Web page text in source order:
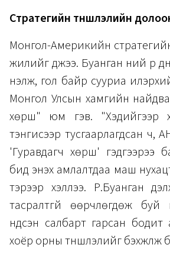
Стратегийн түншлэлийн
Монгол-Америкийн
жилийг үджээ. Буанган үүний үр
үнэлж, гол байр сууриа
Монгол Улсын хамгийн
хөрш" юм гэв. "Хэдийгээр
тэнгисээр тусгаарлагдсан ч,
'Гуравдагч хөрш' гэдгээрээ
бид энэхүү амлалтдаа маш
тэрээр хэллээ. Р.Буанган
тасралтгүй өөрчлөгдөж буй
үндсэн салбарт гарсан
хоёр орны түншлэлийг бэхжүүлж